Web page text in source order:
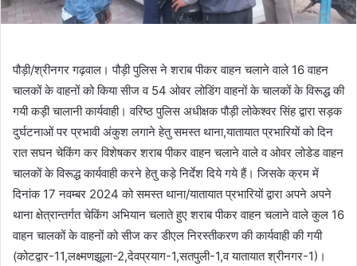
पौड़ी/श्रीनगर गढ़वाल। पौड़ी पुलिस ने शराब पीकर वाहन चलाने वाले 16 वाहन
चालकों के वाहनों को किया सीज व 54 ओवर लोडिंग वाहनों के चालकों के विरूद्ध की
गयी कड़ी चालानी कार्यवाही। वरिष्ठ पुलिस अधीक्षक पौड़ी लोकेश्वर सिंह द्वारा सड़क
दुर्घटनाओं पर प्रभावी अंकुश लगाने हेतु समस्त थाना,यातायात प्रभारियों को दिन
रात सघन चेकिंग कर विशेषकर शराब पीकर वाहन चलाने वाले व ओवर लोडेड वाहन
चालकों के विरूद्ध कार्यवाही करने हेतु कड़े निर्देश दिये गये हैं। जिसके क्रम में
दिनांक 17 नवम्बर 2024 को समस्त थाना/यातायात प्रभारियों द्वारा अपने अपने
थाना क्षेत्रान्तर्गत चेकिंग अभियान चलाते हुए शराब पीकर वाहन चलाने वाले कुल 16
वाहन चालकों के वाहनों को सीज कर डीएल निरस्तीकरण की कार्यवाही की गयी
(कोटद्वार-11,लक्ष्मणझूला-2,देवप्रयाग-1,सतपुली-1,व यातायात श्रीनगर-1)।